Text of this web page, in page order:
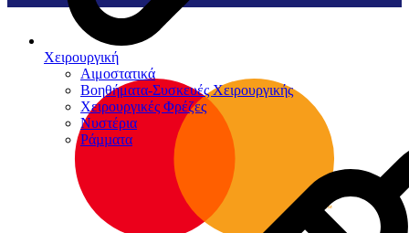
Χειρουργική
Αιμοστατικά
Βοηθήματα-Συσκευές Χειρουργικής
Χειρουργικές Φρέζες
Νυστέρια
Ράµµατα